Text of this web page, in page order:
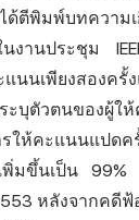
ตีพิมพ์บทความเ
นงานประชุม
นนเพียงสองครั้
ะบุตัวตนของผู้ใ
ให้คะแนนแปดค
พิ่มขึ้นเป็น
หลังจากคดีฟ้